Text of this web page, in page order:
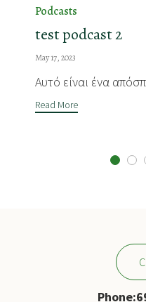
Category
Podcasts
test podcast 2
May 17, 2023
Αυτό είναι ένα
Read More
Phone: